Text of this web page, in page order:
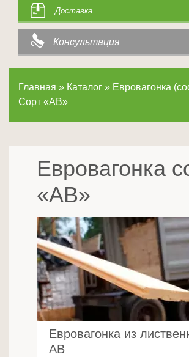
Доставка
Консультация
Главная » Каталог » Евровагонка
Сорт «АВ»
Евровагонка
«АВ»
Евровагонка из
АВ